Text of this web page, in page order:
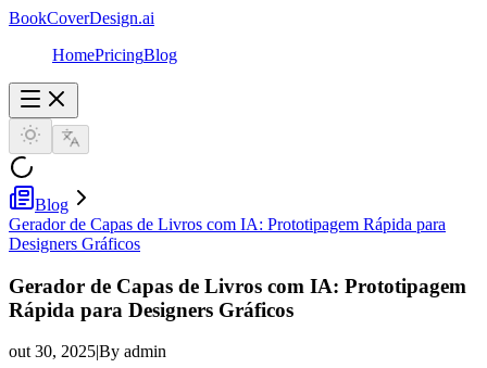
BookCoverDesign.ai
HomePricingBlog
Blog
Gerador de Capas de Livros com IA: Prototipagem Rápida para
Designers Gráficos
Gerador de Capas de Livros com IA: Prototipagem
Rápida para Designers Gráficos
out 30, 2025|By admin